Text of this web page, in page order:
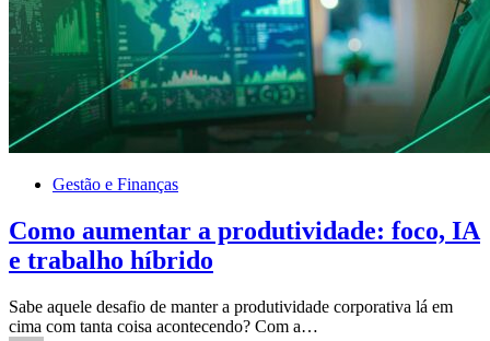
Gestão e Finanças
Como aumentar a produtividade: foco, IA
e trabalho híbrido
Sabe aquele desafio de manter a produtividade corporativa lá em
cima com tanta coisa acontecendo? Com a…